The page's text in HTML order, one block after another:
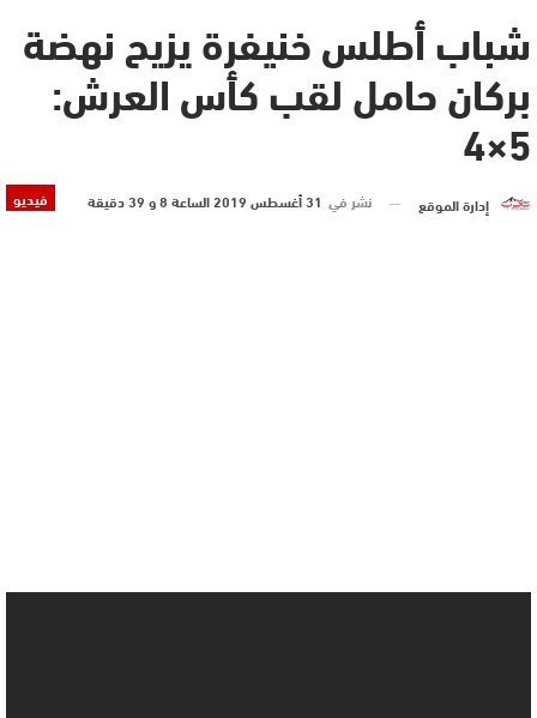
شباب أطلس خنيفرة يزيح نهضة
بركان حامل لقب كأس العرش:
5×4
فيديو إدارة الموقع نشر في 31 أغسطس 2019 الساعة 8 و 39 دقيقة